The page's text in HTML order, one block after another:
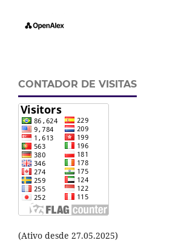
CONTADOR DE VISITAS
(Ativo desde 27.05.2025)